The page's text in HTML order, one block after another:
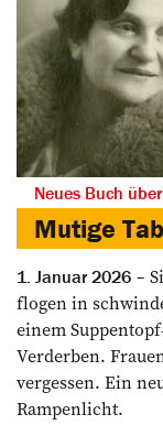
Neues Buch
Mutige
1. Januar 2026
flogen in
einem
Verderben.
vergessen. Ein
Rampenlicht.